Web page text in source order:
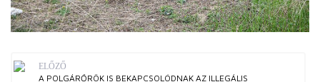
ELŐZŐ
A POLGÁRŐRÖK IS BEKAPCSOLÓDNAK AZ ILLEGÁLIS